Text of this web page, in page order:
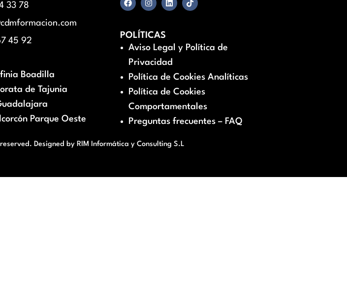
33 78
45 92
Boadilla
de Tajunia
Parque Oeste
POLÍTICAS
Aviso Legal y Política de
Privacidad
Política de Cookies Analíticas
Política de Cookies
Comportamentales
Preguntas frecuentes – FAQ
Designed by RIM Informática y Consulting S.L